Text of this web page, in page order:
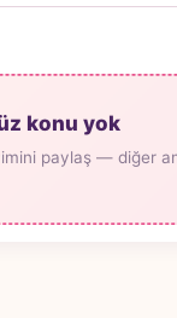
konu yok
paylaş — diğer